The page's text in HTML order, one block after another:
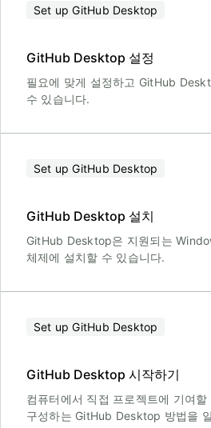
Set up GitHub Desktop
GitHub Desktop 설정
필요에 맞게 설정하고 GitHub
수 있습니다.
Set up GitHub Desktop
GitHub Desktop 설치
GitHub Desktop은 지원되는
체제에 설치할 수 있습니다.
Set up GitHub Desktop
GitHub Desktop 시작하기
컴퓨터에서 직접 프로젝트에 기여
구성하는 GitHub Desktop 방법을